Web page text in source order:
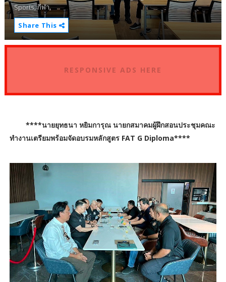
Sports,กีฬา,
Share This
RESPONSIVE ADS HERE
****นายยุทธนา หยิมการุณ นายกสมาคมผู้ฝึกสอนประชุมคณะ
ทำงานเตรียมพร้อมจัดอบรมหลักสูตร FAT G Diploma****